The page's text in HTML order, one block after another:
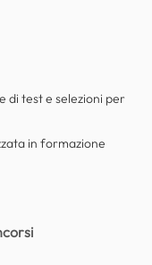
di test e selezioni per
in formazione